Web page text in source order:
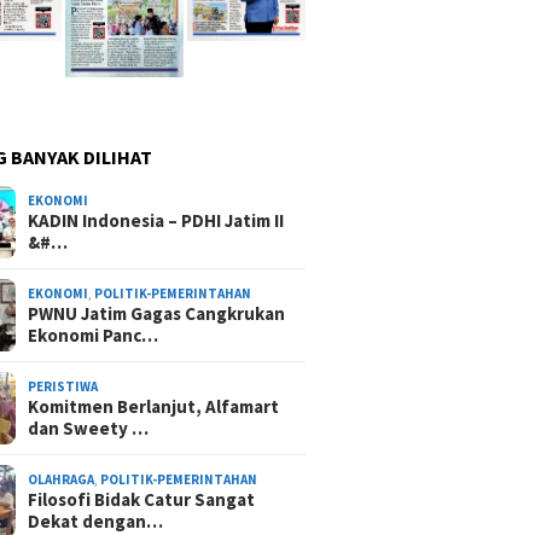
BANYAK DILIHAT
EKONOMI
KADIN Indonesia – PDHI Jatim II
&#…
EKONOMI, POLITIK-PEMERINTAHAN
PWNU Jatim Gagas Cangkrukan
Ekonomi Panc…
PERISTIWA
Komitmen Berlanjut, Alfamart
dan Sweety …
OLAHRAGA, POLITIK-PEMERINTAHAN
Filosofi Bidak Catur Sangat
Dekat dengan…